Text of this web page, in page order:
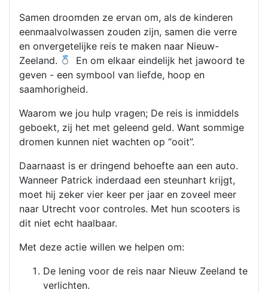
Samen droomden ze ervan om, als de kinderen
eenmaalvolwassen zouden zijn, samen die verre
en onvergetelijke reis te maken naar Nieuw-
Zeeland.
En om elkaar eindelijk het jawoord te
geven - een symbool van liefde, hoop en
saamhorigheid.
Waarom we jou hulp vragen; De reis is inmiddels
geboekt, zij het met geleend geld. Want sommige
dromen kunnen niet wachten op “ooit”.
Daarnaast is er dringend behoefte aan een auto.
Wanneer Patrick inderdaad een steunhart krijgt,
moet hij zeker vier keer per jaar en zoveel meer
naar Utrecht voor controles. Met hun scooters is
dit niet echt haalbaar.
Met deze actie willen we helpen om:
De lening voor de reis naar Nieuw Zeeland te
verlichten.